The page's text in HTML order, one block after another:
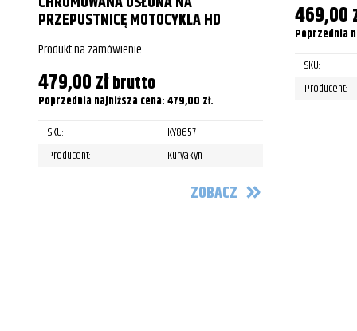
PRZEPUSTNICĘ MOTOCYKLA HD
Produkt na zamówienie
479,00złbrutto
Poprzednia najniższa cena:479,00 zł.
SKU:
KY8657
Producent:
Kuryakyn
ZOBACZ
469,00
Poprzednia
SKU:
Producent: